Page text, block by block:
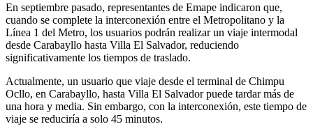
En septiembre pasado, representantes de Emape indicaron que,
cuando se complete la interconexión entre el Metropolitano y la
Línea 1 del Metro, los usuarios podrán realizar un viaje intermodal
desde Carabayllo hasta Villa El Salvador, reduciendo
significativamente los tiempos de traslado.
Actualmente, un usuario que viaje desde el terminal de Chimpu
Ocllo, en Carabayllo, hasta Villa El Salvador puede tardar más de
una hora y media. Sin embargo, con la interconexión, este tiempo de
viaje se reduciría a solo 45 minutos.